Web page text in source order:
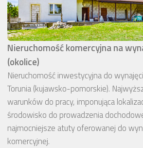
Nieruchomość komercyjna na
(okolice)
Nieruchomość inwestycyjna do
Torunia (kujawsko-pomorskie).
warunków do pracy, imponująca
środowisko do prowadzenia
najmocniejsze atuty oferowanej do
komercyjnej.